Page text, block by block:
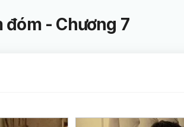
đóm - Chương 7